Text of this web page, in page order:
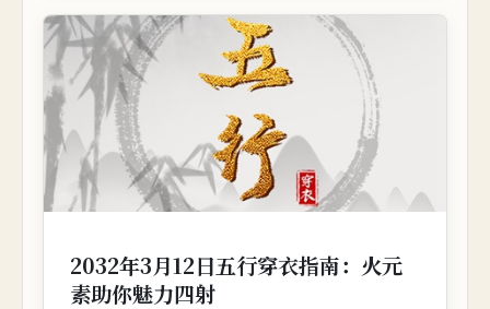
2032年3月12日五行穿衣指南：火元
素助你魅力四射